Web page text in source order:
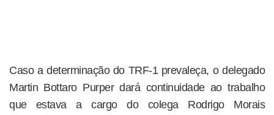
Caso a determinação do TRF-1 prevaleça, o delegado
Martin Bottaro Purper dará continuidade ao trabalho
que estava a cargo do colega Rodrigo Morais